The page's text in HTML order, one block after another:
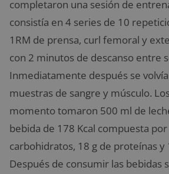
completaron una sesión de
consistía en 4 series de 10
1RM de prensa, curl femoral y
con 2 minutos de descanso entre
Inmediatamente después se
muestras de sangre y músculo.
momento tomaron 500 ml de
bebida de 178 Kcal compuesta
carbohidratos, 18 g de proteínas y
Después de consumir las bebidas